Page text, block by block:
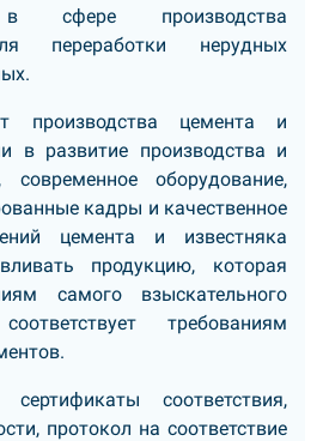
в сфере производства
переработки нерудных
производства цемента и
в развитие производства и
современное оборудование,
кадры и качественное
цемента и известняка
продукцию, которая
самого взыскательного
требованиям
соответствия,
протокол на соответствие